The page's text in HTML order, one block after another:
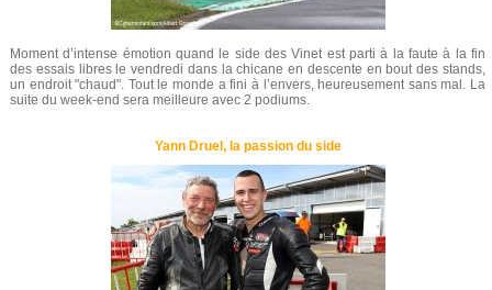
Moment d’intense émotion quand le side des Vinet est parti à la faute à la fin
des essais libres le vendredi dans la chicane en descente en bout des stands,
un endroit "chaud". Tout le monde a fini à l’envers, heureusement sans mal. La
suite du week-end sera meilleure avec 2 podiums.
Yann Druel, la passion du side